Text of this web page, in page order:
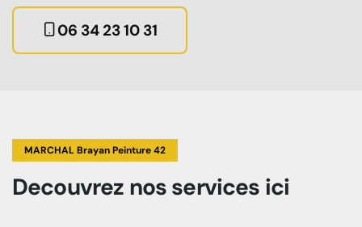
06 34 23 10 31
MARCHAL Brayan Peinture 42
Decouvrez nos services ici